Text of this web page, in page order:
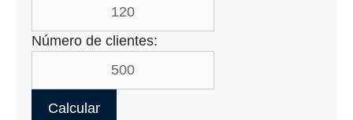
Número de clientes:
Calcular